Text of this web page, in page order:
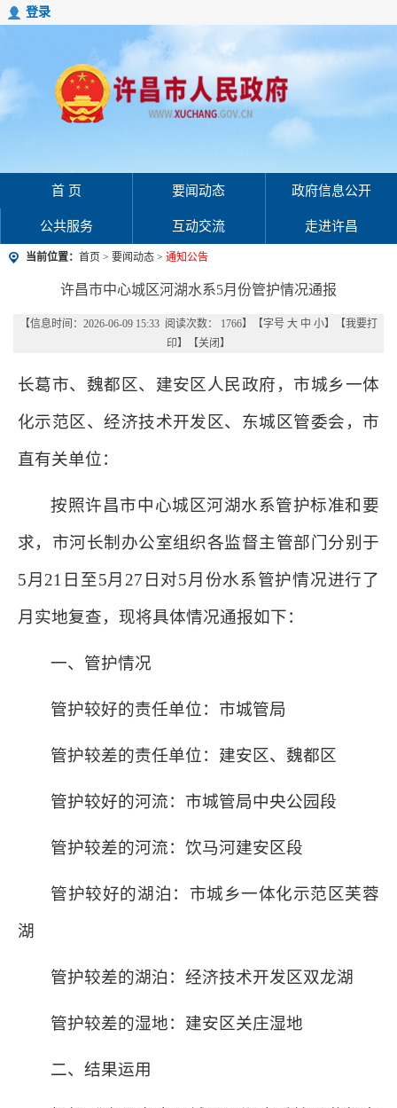
登录
首 页 要闻动态 政府信息公开
公共服务 互动交流 走进许昌
当前位置： 首页 > 要闻动态 > 通知公告
许昌市中心城区河湖水系5月份管护情况通报
【信息时间：2026-06-09 15:33 阅读次数： 1766】【字号 大 中 小】【我要打
印】【关闭 】
长葛市、魏都区、建安区人民政府，市城乡一体
化示范区、经济技术开发区、东城区管委会，市
直有关单位：
按照许昌市中心城区河湖水系管护标准和要
求，市河长制办公室组织各监督主管部门分别于
5月21日至5月27日对5月份水系管护情况进行了
月实地复查，现将具体情况通报如下：
一、管护情况
管护较好的责任单位：市城管局
管护较差的责任单位：建安区、魏都区
管护较好的河流：市城管局中央公园段
管护较差的河流：饮马河建安区段
管护较好的湖泊：市城乡一体化示范区芙蓉
湖
管护较差的湖泊：经济技术开发区双龙湖
管护较差的湿地：建安区关庄湿地
二、结果运用